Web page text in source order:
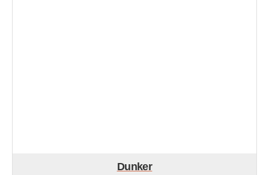
Dunker